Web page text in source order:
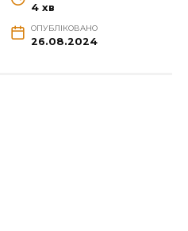
4 хв
ОПУБЛІКОВАНО
26.08.2024